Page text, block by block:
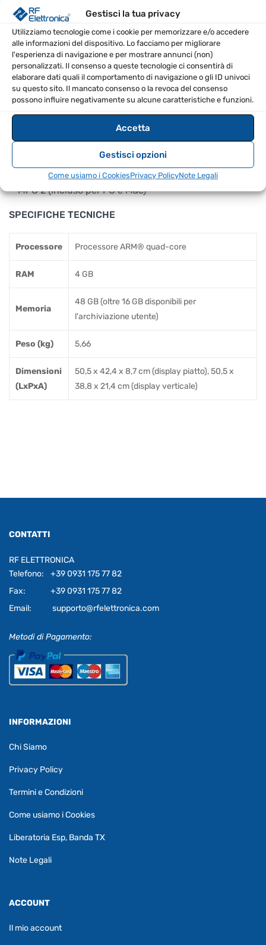
Gestisci la tua privacy
Utilizziamo tecnologie come i cookie per memorizzare e/o accedere
alle informazioni del dispositivo. Lo facciamo per migliorare
l'esperienza di navigazione e per mostrare annunci (non)
personalizzati. Il consenso a queste tecnologie ci consentirà di
elaborare dati quali il comportamento di navigazione o gli ID univoci
su questo sito. Il mancato consenso o la revoca del consenso
possono influire negativamente su alcune caratteristiche e funzioni.
Accetta
Gestisci opzioni
Come usiamo i CookiesPrivacy PolicyNote Legali
drumming, il trigger dei campioni e altro ancora
16 manopole Q-Link sensibili al tocco con schermi
OLED
Quattro ingressi selezionabili con alimentazione
phantom commutabile per l'utilizzo di microfoni da
studio
Otto uscite, compreso l'ingresso RCA per giradischi
Connettività Wi-Fi/Bluetooth integrata
Design in stile retrò ispirato all'MPC-60
Funziona come superficie di controllo per il software
MPC 2 (incluso per PC e Mac)
SPECIFICHE TECNICHE
Processore Processore ARM® quad-core
RAM 4 GB
Memoria
48 GB (oltre 16 GB disponibili per
l'archiviazione utente)
Peso (kg) 5,66
Dimensioni
(LxPxA)
50,5 x 42,4 x 8,7 cm (display piatto), 50,5 x
38,8 x 21,4 cm (display verticale)
CONTATTI
RF ELETTRONICA
Telefono:
+39 0931 175 77 82
Fax:
+39 0931 175 77 82
Email:
supporto@rfelettronica.com
Metodi di Pagamento:
INFORMAZIONI
Chi Siamo
Privacy Policy
Termini e Condizioni
Come usiamo i Cookies
Liberatoria Esp, Banda TX
Note Legali
ACCOUNT
Il mio account